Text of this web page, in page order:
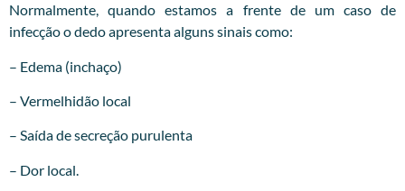
Normalmente, quando estamos a frente de um caso de
infecção o dedo apresenta alguns sinais como:
– Edema (inchaço)
– Vermelhidão local
– Saída de secreção purulenta
– Dor local.